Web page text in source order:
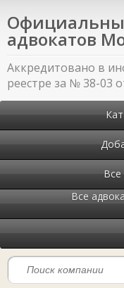
адвокатов
Аккредитовано в
реестре за № 38-03
Все
Все